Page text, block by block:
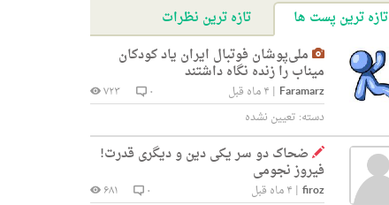
تازه ترین پست ها
تازه ترین نظرات
ملی‌پوشان فوتبال ایران یاد کودکان
میناب را زنده نگاه داشتند
Faramarz
| ۴ ماه قبل ۰
۷۲۳
دسته: تعیین نشده
ضحاک دو سر یکی دین و دیگری قدرت!
فیروز نجومی
firoz
| ۴ ماه قبل ۰
۶۸۱